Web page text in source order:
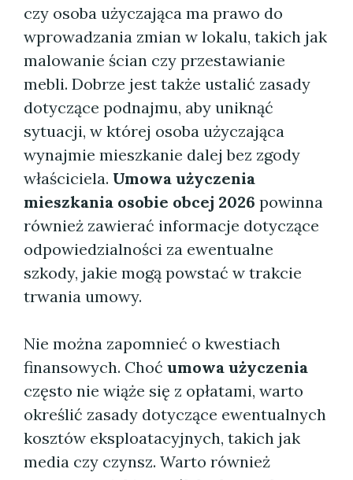
czy osoba użyczająca ma prawo do
wprowadzania zmian w lokalu, takich jak
malowanie ścian czy przestawianie
mebli. Dobrze jest także ustalić zasady
dotyczące podnajmu, aby uniknąć
sytuacji, w której osoba użyczająca
wynajmie mieszkanie dalej bez zgody
właściciela. Umowa użyczenia
mieszkania osobie obcej 2026 powinna
również zawierać informacje dotyczące
odpowiedzialności za ewentualne
szkody, jakie mogą powstać w trakcie
trwania umowy.
Nie można zapomnieć o kwestiach
finansowych. Choć umowa użyczenia
często nie wiąże się z opłatami, warto
określić zasady dotyczące ewentualnych
kosztów eksploatacyjnych, takich jak
media czy czynsz. Warto również